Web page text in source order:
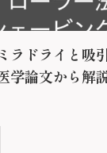
ラドライと吸
学論文から解